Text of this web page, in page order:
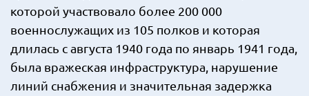
которой участвовало более 200 000
военнослужащих из 105 полков и которая
длилась с августа 1940 года по январь 1941 года,
была вражеская инфраструктура, нарушение
линий снабжения и значительная задержка